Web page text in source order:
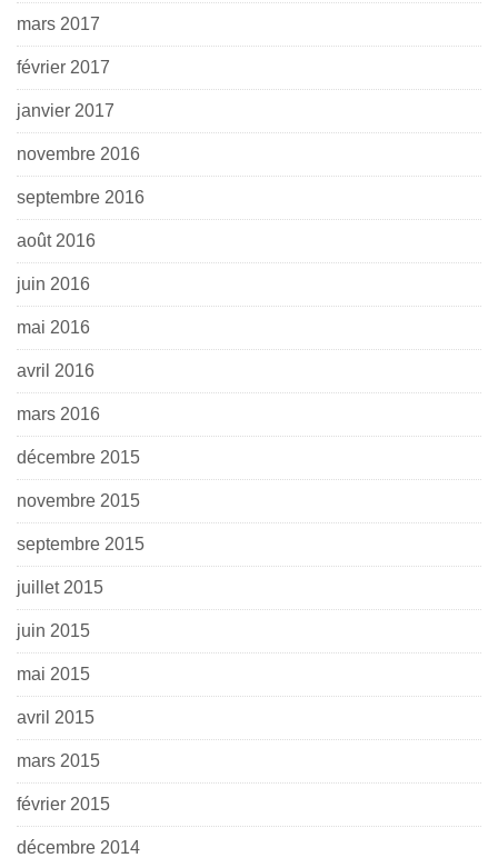
mars 2017
février 2017
janvier 2017
novembre 2016
septembre 2016
août 2016
juin 2016
mai 2016
avril 2016
mars 2016
décembre 2015
novembre 2015
septembre 2015
juillet 2015
juin 2015
mai 2015
avril 2015
mars 2015
février 2015
décembre 2014